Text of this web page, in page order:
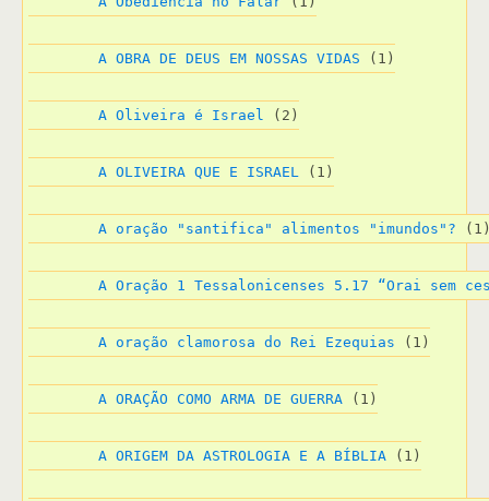
A OBRA DE DEUS EM NOSSAS VIDAS (1)
A Oliveira é Israel (2)
A OLIVEIRA QUE E ISRAEL (1)
A oração "santifica" alimentos "imundos"?
A Oração 1 Tessalonicenses 5.17 “Orai sem
A oração clamorosa do Rei Ezequias (1)
A ORAÇÃO COMO ARMA DE GUERRA (1)
A ORIGEM DA ASTROLOGIA E A BÍBLIA (1)